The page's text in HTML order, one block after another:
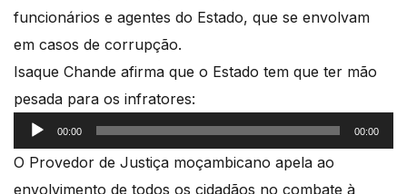
funcionários e agentes do Estado, que se envolvam
em casos de corrupção.
Isaque Chande afirma que o Estado tem que ter mão
pesada para os infratores:
Reprodutor
de
00:00 00:00
O Provedor de Justiça moçambicano apela ao
envolvimento de todos os cidadãos no combate à